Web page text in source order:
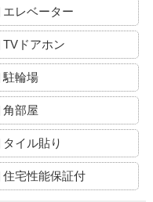
エレベーター
TVドアホン
駐輪場
角部屋
タイル貼り
住宅性能保証付